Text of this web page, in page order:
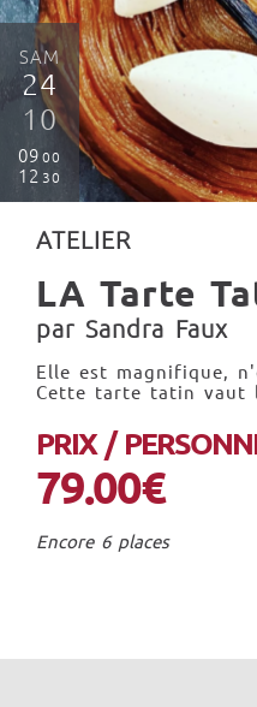
SAM
24
10
09 00
12 30
ATELIER
LA Tarte
par Sandra Faux
Elle est magnifique,
Cette tarte tatin vaut
PRIX /
79.00€
Encore 6 places